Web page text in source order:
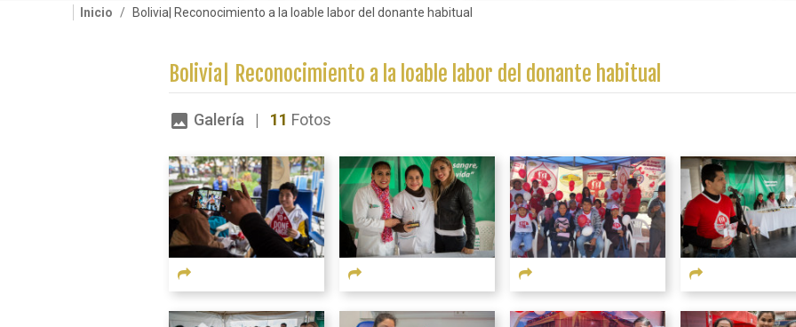
Inicio Bolivia| Reconocimiento a la loable labor del donante habitual
Bolivia| Reconocimiento a la loable labor del donante habitual
image Galería | 11 Fotos